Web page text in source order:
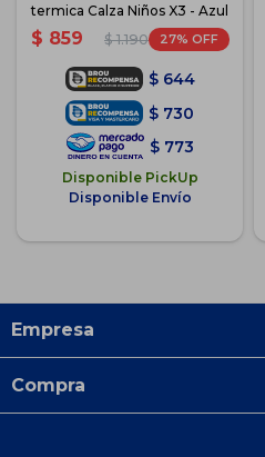
termica Calza Niños X3 - Azul
$ 859 $ 1.190 27
$ 644
$ 730
$ 773
Disponible PickUp
Disponible Envío
Empresa
Compra